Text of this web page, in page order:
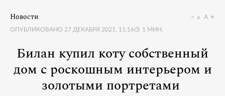
Новости
ОПУБЛИКОВАНО 27 ДЕКАБРЯ 2021, 11:16 1 МИН.
a A
Билан купил коту собственный
дом с роскошным интерьером и
золотыми портретами